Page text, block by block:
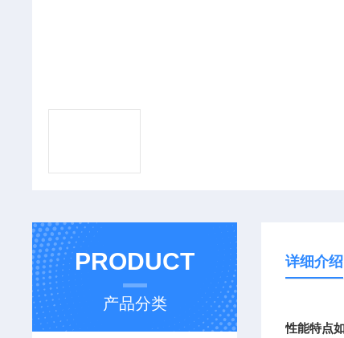
PRODUCT
产品分类
详细介绍
性能特点